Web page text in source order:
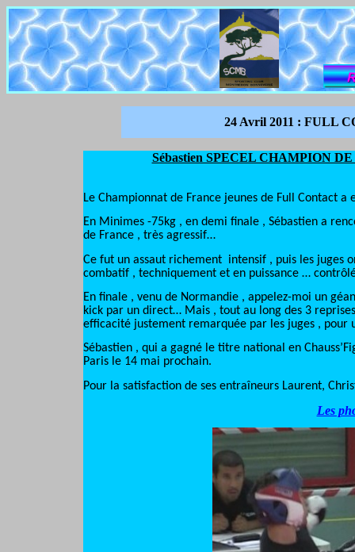
24 Avril 2011 : FULL
Sébastien SPECEL CHAMPION
Le Championnat de France jeunes de Full Contact a
En Minimes -75kg , en demi finale , Sébastien a
de France , très agressif…
Ce fut un assaut richement intensif , puis les juges
combatif , techniquement et en puissance …
En finale , venu de Normandie , appelez-moi un
kick par un direct… Mais , tout au long des 3
efficacité justement remarquée par les juges , pour
Sébastien , qui a gagné le titre national en
Paris le 14 mai prochain.
Pour la satisfaction de ses entraîneurs Laurent,
Les